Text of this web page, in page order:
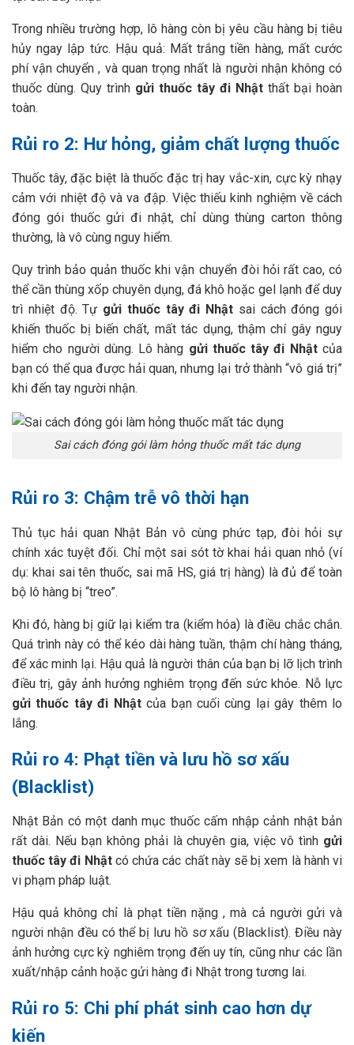
Trong nhiều trường hợp, lô hàng còn bị yêu cầu hàng bị tiêu
hủy ngay lập tức. Hậu quả: Mất trắng tiền hàng, mất cước
phí vận chuyển , và quan trọng nhất là người nhận không có
thuốc dùng. Quy trình gửi thuốc tây đi Nhật thất bại hoàn
toàn.
Rủi ro 2: Hư hỏng, giảm chất lượng thuốc
Thuốc tây, đặc biệt là thuốc đặc trị hay vắc-xin, cực kỳ nhạy
cảm với nhiệt độ và va đập. Việc thiếu kinh nghiệm về cách
đóng gói thuốc gửi đi nhật, chỉ dùng thùng carton thông
thường, là vô cùng nguy hiểm.
Quy trình bảo quản thuốc khi vận chuyển đòi hỏi rất cao, có
thể cần thùng xốp chuyên dụng, đá khô hoặc gel lạnh để duy
trì nhiệt độ. Tự gửi thuốc tây đi Nhật sai cách đóng gói
khiến thuốc bị biến chất, mất tác dụng, thậm chí gây nguy
hiểm cho người dùng. Lô hàng gửi thuốc tây đi Nhậtcủa
bạn có thể qua được hải quan, nhưng lại trở thành “vô giá trị”
khi đến tay người nhận.
Sai cách đóng gói làm hỏng thuốc mất tác dụng
Rủi ro 3: Chậm trễ vô thời hạn
Thủ tục hải quan Nhật Bản vô cùng phức tạp, đòi hỏi sự
chính xác tuyệt đối. Chỉ một sai sót tờ khai hải quan nhỏ (ví
dụ: khai sai tên thuốc, sai mã HS, giá trị hàng) là đủ để toàn
bộ lô hàng bị “treo”.
Khi đó, hàng bị giữ lại kiểm tra (kiểm hóa) là điều chắc chắn.
Quá trình này có thể kéo dài hàng tuần, thậm chí hàng tháng,
để xác minh lại. Hậu quả là người thân của bạn bị lỡ lịch trình
điều trị, gây ảnh hưởng nghiêm trọng đến sức khỏe. Nỗ lực
gửi thuốc tây đi Nhậtcủa bạn cuối cùng lại gây thêm lo
lắng.
Rủi ro 4: Phạt tiền và lưu hồ sơ xấu
(Blacklist)
Nhật Bản có một danh mục thuốc cấm nhập cảnh nhật bản
rất dài. Nếu bạn không phải là chuyên gia, việc vô tình gửi
thuốc tây đi Nhậtcó chứa các chất này sẽ bị xem là hành vi
vi phạm pháp luật.
Hậu quả không chỉ là phạt tiền nặng , mà cả người gửi và
người nhận đều có thể bị lưu hồ sơ xấu (Blacklist). Điều này
ảnh hưởng cực kỳ nghiêm trọng đến uy tín, cũng như các lần
xuất/nhập cảnh hoặc gửi hàng đi Nhật trong tương lai.
Rủi ro 5: Chi phí phát sinh cao hơn dự
kiến